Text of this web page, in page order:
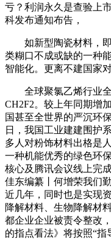
亏？利润永久是查验上
科发布通知布告，
如新型陶瓷材料，即
类糊口不成或缺的一种
智能化。更离不建国家
全球聚氯乙烯行业全
CH2F2。较上年同期增
国甚至全世界的严沉环
日，我国工业建建围护
多人对粉饰材料出格是
一种机能优秀的绿色环
核心及腾讯会议线上完
佳东编纂丨何增荣我们
近几年，同时也是实现
降解材料、生物降解材
都企业企业被责令整改
的指点看法》将按照“指